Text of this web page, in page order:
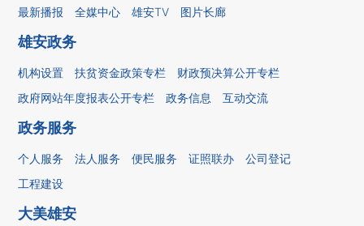
最新播报 全媒中心 雄安TV 图片长廊
雄安政务
机构设置 扶贫资金政策专栏
财政预决算公开专栏
政府网站年度报表公开专栏
政务信息 互动交流
政务服务
个人服务 法人服务 便民服务 证照联办
公司登记
工程建设
大美雄安